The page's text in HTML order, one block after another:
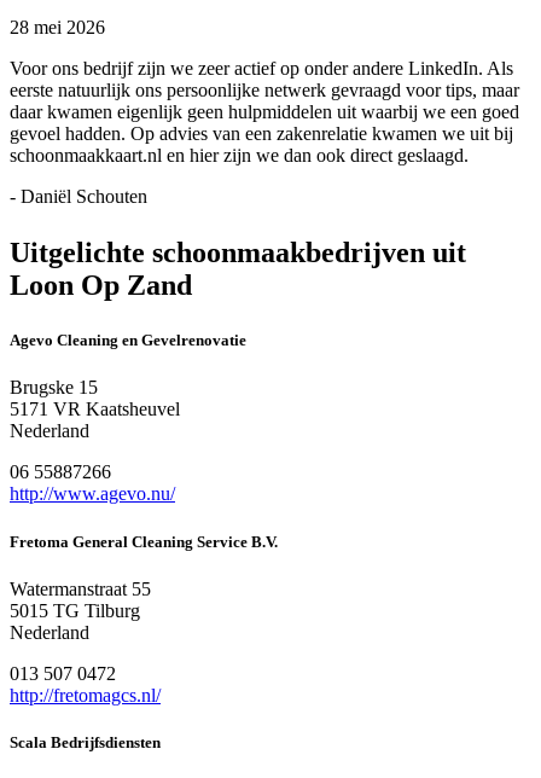
28 mei 2026
Voor ons bedrijf zijn we zeer actief op onder andere LinkedIn. Als
eerste natuurlijk ons persoonlijke netwerk gevraagd voor tips, maar
daar kwamen eigenlijk geen hulpmiddelen uit waarbij we een goed
gevoel hadden. Op advies van een zakenrelatie kwamen we uit bij
schoonmaakkaart.nl en hier zijn we dan ook direct geslaagd.
- Daniël Schouten
Uitgelichte schoonmaakbedrijven uit
Loon Op Zand
Agevo Cleaning en Gevelrenovatie
Brugske 15
5171 VR Kaatsheuvel
Nederland
06 55887266
http://www.agevo.nu/
Fretoma General Cleaning Service B.V.
Watermanstraat 55
5015 TG Tilburg
Nederland
013 507 0472
http://fretomagcs.nl/
Scala Bedrijfsdiensten